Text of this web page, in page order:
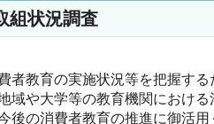
組状況調査
教育の実施状況等を把握する
や大学等の教育機関における
の消費者教育の推進に御活用